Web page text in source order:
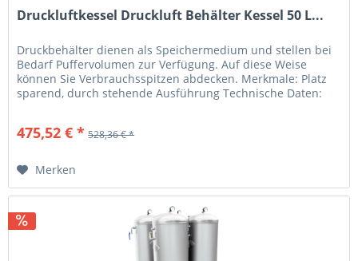
Druckluftkessel Druckluft Behälter Kessel 50 L...
Druckbehälter dienen als Speichermedium und stellen bei
Bedarf Puffervolumen zur Verfügung. Auf diese Weise
können Sie Verbrauchsspitzen abdecken. Merkmale: Platz
sparend, durch stehende Ausführung Technische Daten:
475,52 € * 528,36 € *
Merken